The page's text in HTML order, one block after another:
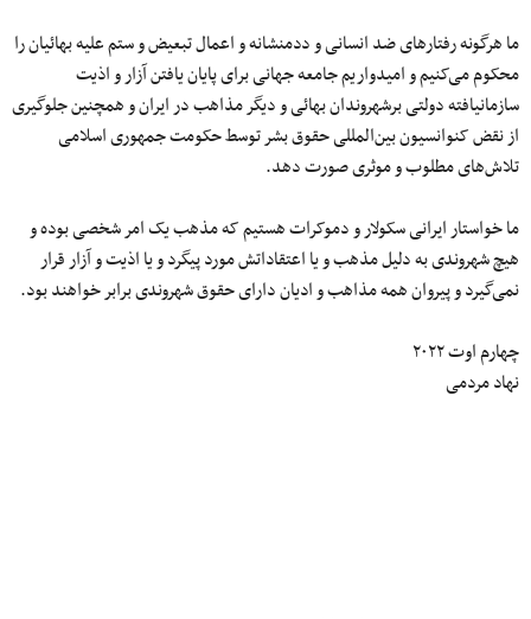
ما هرگونه رفتارهای ضد انسانی و ددمنشانه و اعمال تبعیض و ستم علیه بهائیان را
محکوم می‌کنیم و امیدواریم جامعه جهانی برای پایان یافتن آزار و اذیت
سازمانیافته دولتی برشهروندان بهائی و دیگر مذاهب در ایران و همچنین جلوگیری
از نقض کنوانسیون بین‌المللی حقوق بشر توسط حکومت جمهوری اسلامی
تلاش‌های مطلوب و موثری صورت دهد.
ما خواستار ایرانی سکولار و دموکرات هستیم که مذهب یک امر شخصی بوده و
هیچ شهروندی به دلیل مذهب و یا اعتقاداتش مورد پیگرد و یا اذیت و آزار قرار
نمی‌گیرد و پیروان همه مذاهب و ادیان دارای حقوق شهروندی برابر خواهند بود.
چهارم اوت ۲۰۲۲
نهاد مردمی